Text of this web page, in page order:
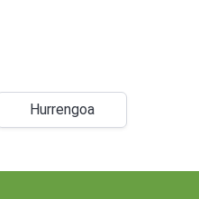
Hurrengoa